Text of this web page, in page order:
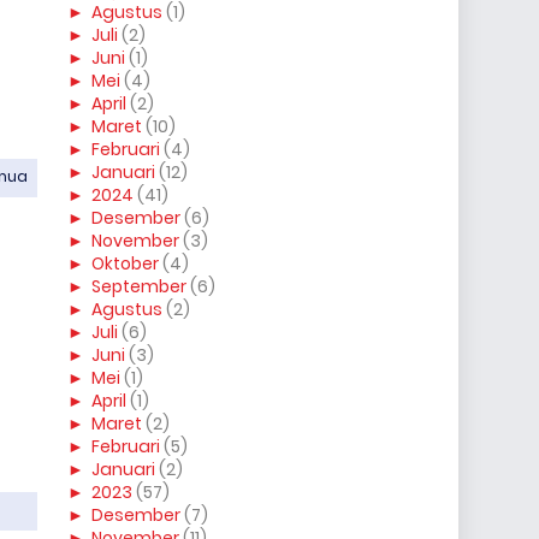
► Agustus (1)
► Juli (2)
► Juni (1)
► Mei (4)
► April (2)
► Maret (10)
► Februari (4)
► Januari (12)
► 2024 (41)
► Desember(6)
► November(3)
► Oktober(4)
► September(6)
► Agustus (2)
► Juli (6)
► Juni (3)
► Mei (1)
► April (1)
► Maret (2)
► Februari (5)
► Januari (2)
► 2023 (57)
► Desember(7)